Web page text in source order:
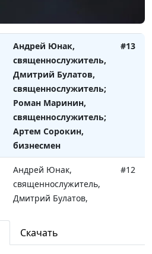
бизнесмен
Андрей Юнак,
священнослужитель,
Дмитрий Булатов,
священнослужитель;
Роман Маринин,
священнослужитель;
Артем Сорокин,
бизнесмен
#13
Андрей Юнак,
священнослужитель,
Дмитрий Булатов,
#12
Скачать